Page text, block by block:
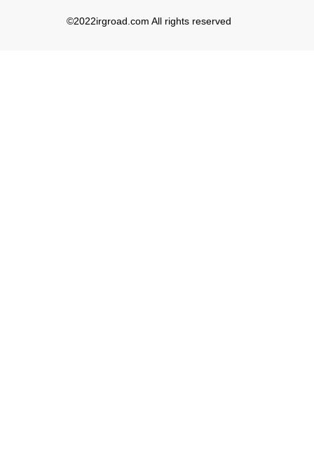
©2022irgroad.com All rights reserved